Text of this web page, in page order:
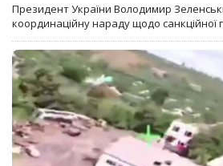
Президент України Володимир
координаційну нараду щодо санкційної